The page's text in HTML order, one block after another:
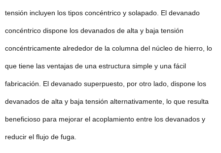
tensión incluyen los tipos concéntrico y solapado. El devanado
concéntrico dispone los devanados de alta y baja tensión
concéntricamente alrededor de la columna del núcleo de hierro, lo
que tiene las ventajas de una estructura simple y una fácil
fabricación. El devanado superpuesto, por otro lado, dispone los
devanados de alta y baja tensión alternativamente, lo que resulta
beneficioso para mejorar el acoplamiento entre los devanados y
reducir el flujo de fuga.